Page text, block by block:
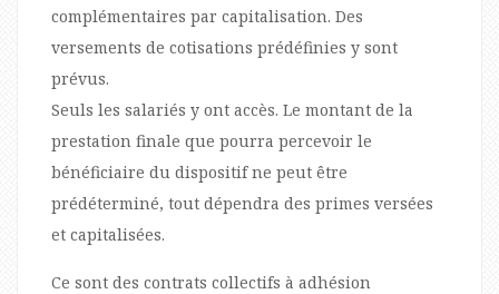
complémentaires par capitalisation. Des
versements de cotisations prédéfinies y sont
prévus.
Seuls les salariés y ont accès. Le montant de la
prestation finale que pourra percevoir le
bénéficiaire du dispositif ne peut être
prédéterminé, tout dépendra des primes versées
et capitalisées.
Ce sont des contrats collectifs à adhésion